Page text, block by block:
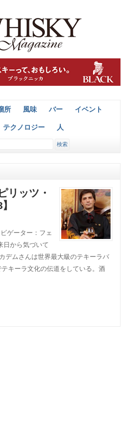
所 風味 バー イベント
テクノロジー 人
リッツ・
ゲーター：フェ
日から気づいて
デムさんは世界最大級のテキーラバ
キーラ文化の伝道をしている。酒